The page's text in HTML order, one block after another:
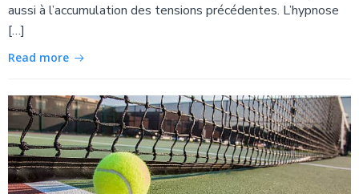
aussi à l’accumulation des tensions précédentes. L’hypnose
[…]
Read more